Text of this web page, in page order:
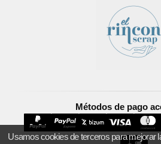
Métodos de pago
Usamos cookies de terceros para mejorar